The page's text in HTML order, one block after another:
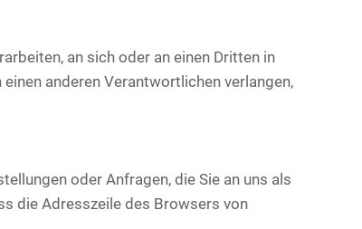
an sich oder an einen Dritten in
anderen Verantwortlichen verlangen,
oder Anfragen, die Sie an uns als
die Adresszeile des Browsers von